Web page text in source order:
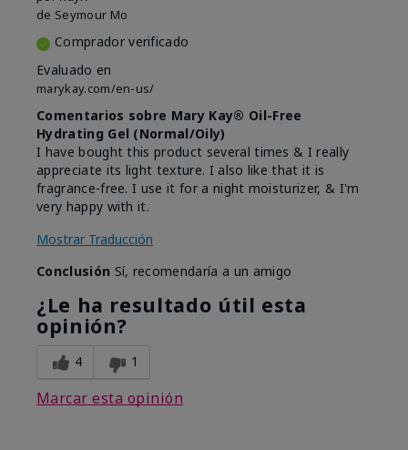
de Seymour Mo
Comprador verificado
Evaluado en
marykay.com/en-us/
Comentarios sobre Mary Kay® Oil-Free
Hydrating Gel (Normal/Oily)
I have bought this product several times & I really
appreciate its light texture. I also like that it is
fragrance-free. I use it for a night moisturizer, & I'm
very happy with it.
Mostrar Traducción
Conclusión Sí, recomendaría a un amigo
¿Le ha resultado útil esta
opinión?
4 1
Marcar esta opinión